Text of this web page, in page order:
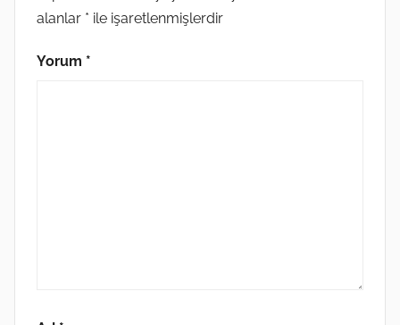
alanlar * ile işaretlenmişlerdir
Yorum *